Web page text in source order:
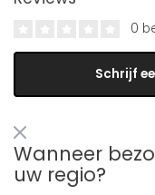
0
Schrijf
Wanneer
uw regio?